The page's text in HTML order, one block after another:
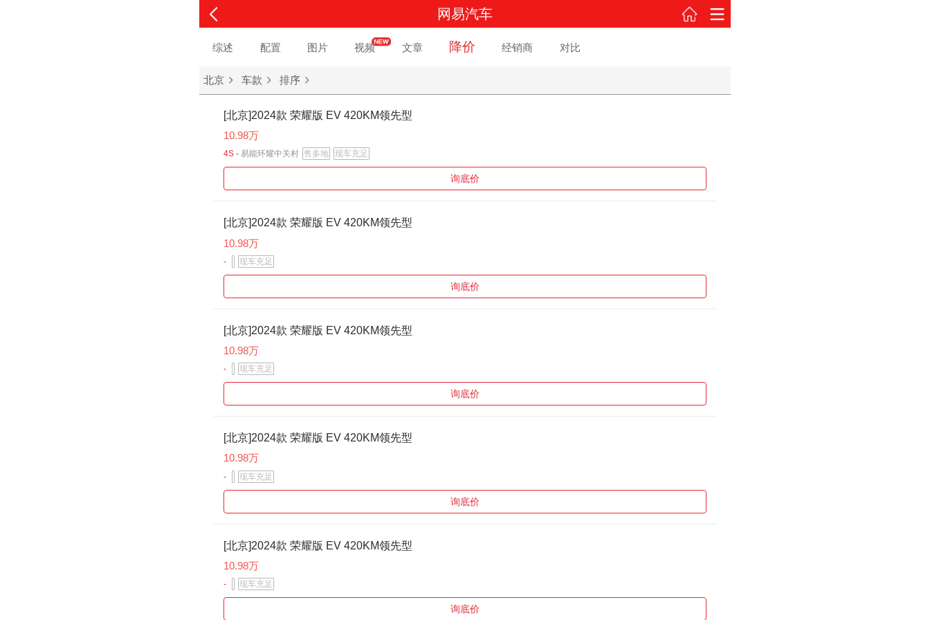
网易汽车
综述 配置 图片 视频 文章 降价 经销商 对比
北京 车款 排序
[北京]2024款 荣耀版 EV 420KM领先型
10.98万
4S - 易能环耀中关村 售多地 现车充足
询底价
[北京]2024款 荣耀版 EV 420KM领先型
10.98万
- 现车充足
询底价
[北京]2024款 荣耀版 EV 420KM领先型
10.98万
- 现车充足
询底价
[北京]2024款 荣耀版 EV 420KM领先型
10.98万
- 现车充足
询底价
[北京]2024款 荣耀版 EV 420KM领先型
10.98万
- 现车充足
询底价